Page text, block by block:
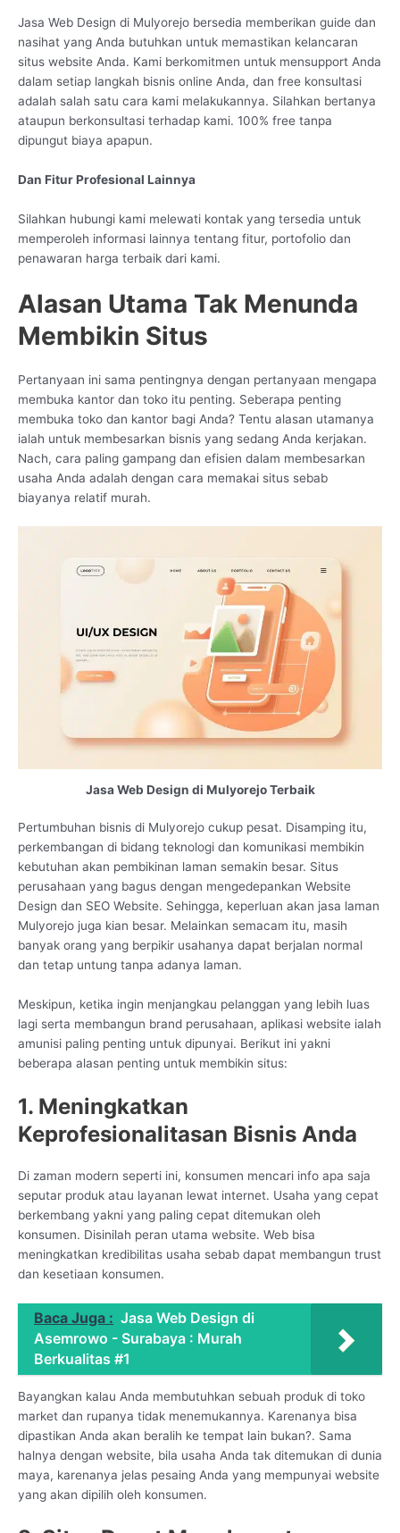
Jasa Web Design di Mulyorejo bersedia memberikan guide dan
nasihat yang Anda butuhkan untuk memastikan kelancaran
situs website Anda. Kami berkomitmen untuk mensupport Anda
dalam setiap langkah bisnis online Anda, dan free konsultasi
adalah salah satu cara kami melakukannya. Silahkan bertanya
ataupun berkonsultasi terhadap kami. 100% free tanpa
dipungut biaya apapun.
Dan Fitur Profesional Lainnya
Silahkan hubungi kami melewati kontak yang tersedia untuk
memperoleh informasi lainnya tentang fitur, portofolio dan
penawaran harga terbaik dari kami.
Alasan Utama Tak Menunda
Membikin Situs
Pertanyaan ini sama pentingnya dengan pertanyaan mengapa
membuka kantor dan toko itu penting. Seberapa penting
membuka toko dan kantor bagi Anda? Tentu alasan utamanya
ialah untuk membesarkan bisnis yang sedang Anda kerjakan.
Nach, cara paling gampang dan efisien dalam membesarkan
usaha Anda adalah dengan cara memakai situs sebab
biayanya relatif murah.
Jasa Web Design di Mulyorejo Terbaik
Pertumbuhan bisnis di Mulyorejo cukup pesat. Disamping itu,
perkembangan di bidang teknologi dan komunikasi membikin
kebutuhan akan pembikinan laman semakin besar. Situs
perusahaan yang bagus dengan mengedepankan Website
Design dan SEO Website. Sehingga, keperluan akan jasa laman
Mulyorejo juga kian besar. Melainkan semacam itu, masih
banyak orang yang berpikir usahanya dapat berjalan normal
dan tetap untung tanpa adanya laman.
Meskipun, ketika ingin menjangkau pelanggan yang lebih luas
lagi serta membangun brand perusahaan, aplikasi website ialah
amunisi paling penting untuk dipunyai. Berikut ini yakni
beberapa alasan penting untuk membikin situs:
1. Meningkatkan
Keprofesionalitasan Bisnis Anda
Di zaman modern seperti ini, konsumen mencari info apa saja
seputar produk atau layanan lewat internet. Usaha yang cepat
berkembang yakni yang paling cepat ditemukan oleh
konsumen. Disinilah peran utama website. Web bisa
meningkatkan kredibilitas usaha sebab dapat membangun trust
dan kesetiaan konsumen.
Baca Juga : Jasa Web Design di
Asemrowo - Surabaya : Murah
Berkualitas #1
Bayangkan kalau Anda membutuhkan sebuah produk di toko
market dan rupanya tidak menemukannya. Karenanya bisa
dipastikan Anda akan beralih ke tempat lain bukan?. Sama
halnya dengan website, bila usaha Anda tak ditemukan di dunia
maya, karenanya jelas pesaing Anda yang mempunyai website
yang akan dipilih oleh konsumen.